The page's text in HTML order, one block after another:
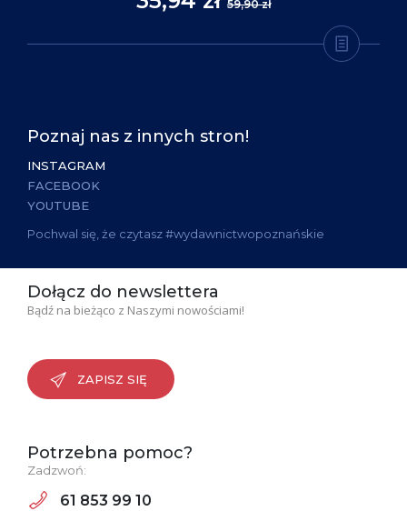
59,90 zł
Poznaj nas z innych stron!
INSTAGRAM
FACEBOOK
YOUTUBE
Pochwal się, że czytasz #wydawnictwopoznańskie
Dołącz do newslettera
Bądź na bieżąco z Naszymi nowościami!
ZAPISZ SIĘ
Potrzebna pomoc?
Zadzwoń:
61 853 99 10